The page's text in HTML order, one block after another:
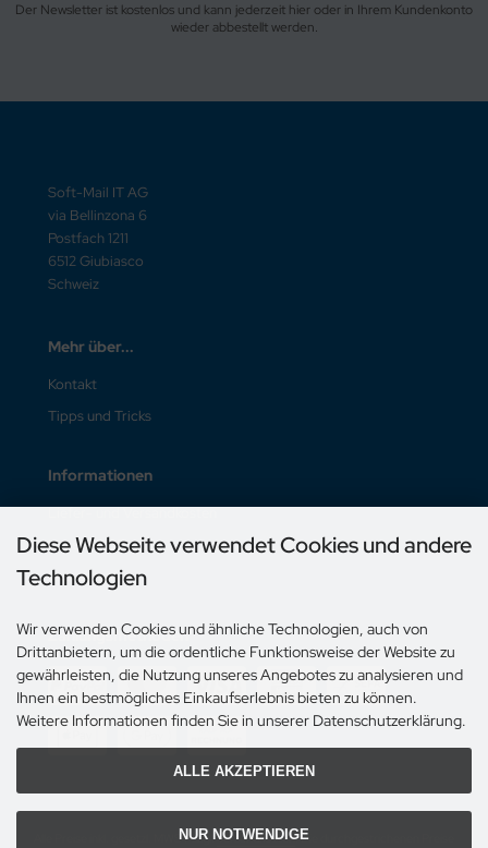
Der Newsletter ist kostenlos und kann jederzeit hier oder in Ihrem Kundenkonto
wieder abbestellt werden.
Soft-Mail IT AG
via Bellinzona 6
Postfach 1211
6512 Giubiasco
Schweiz
Mehr über...
Kontakt
Tipps und Tricks
Informationen
Liefer- und Versandkosten
Unsere AGB
Impressum
Zahlungsmethoden
Alle Preise inkl. gesetzl. MWST zzgl.Versandkosten. Die durchgestrichenen Preise
Diese Webseite verwendet Cookies und andere
Technologien
Wir verwenden Cookies und ähnliche Technologien, auch von
Drittanbietern, um die ordentliche Funktionsweise der Website zu
gewährleisten, die Nutzung unseres Angebotes zu analysieren und
Ihnen ein bestmögliches Einkaufserlebnis bieten zu können.
Weitere Informationen finden Sie in unserer Datenschutzerklärung.
ALLE AKZEPTIEREN
NUR NOTWENDIGE